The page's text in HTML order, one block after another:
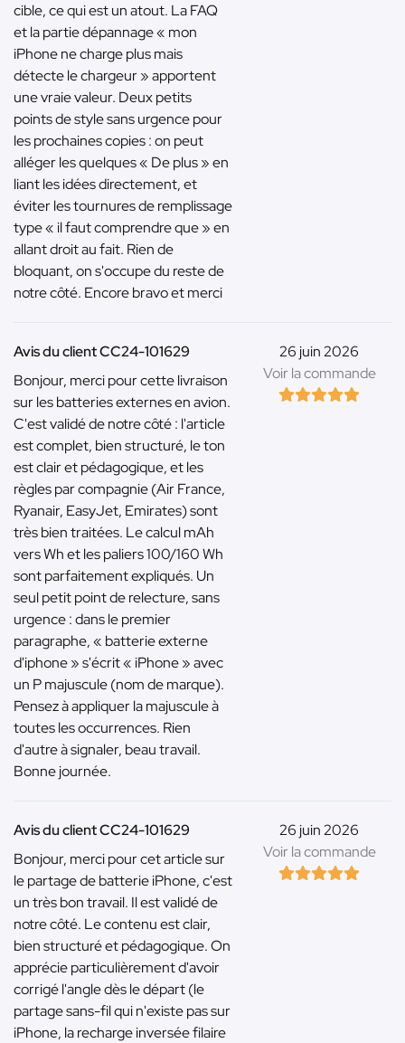
cible, ce qui est un atout. La FAQ
et la partie dépannage « mon
iPhone ne charge plus mais
détecte le chargeur » apportent
une vraie valeur. Deux petits
points de style sans urgence pour
les prochaines copies : on peut
alléger les quelques « De plus » en
liant les idées directement, et
éviter les tournures de remplissage
type « il faut comprendre que » en
allant droit au fait. Rien de
bloquant, on s'occupe du reste de
notre côté. Encore bravo et merci
26 juin 2026
Voir la commande
Avis du client CC24-101629
Bonjour, merci pour cette livraison
sur les batteries externes en avion.
C'est validé de notre côté : l'article
est complet, bien structuré, le ton
est clair et pédagogique, et les
règles par compagnie (Air France,
Ryanair, EasyJet, Emirates) sont
très bien traitées. Le calcul mAh
vers Wh et les paliers 100/160 Wh
sont parfaitement expliqués. Un
seul petit point de relecture, sans
urgence : dans le premier
paragraphe, « batterie externe
d'iphone » s'écrit « iPhone » avec
un P majuscule (nom de marque).
Pensez à appliquer la majuscule à
toutes les occurrences. Rien
d'autre à signaler, beau travail.
Bonne journée.
26 juin 2026
Voir la commande
Avis du client CC24-101629
Bonjour, merci pour cet article sur
le partage de batterie iPhone, c'est
un très bon travail. Il est validé de
notre côté. Le contenu est clair,
bien structuré et pédagogique. On
apprécie particulièrement d'avoir
corrigé l'angle dès le départ (le
partage sans-fil qui n'existe pas sur
iPhone, la recharge inversée filaire